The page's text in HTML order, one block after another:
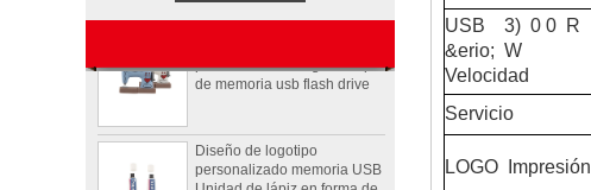
Máquina de coser de diseño
personalizado memoria USB
Unidad de lápiz en forma de
pasta de dientes
USB 3) 0 0 R
&erio; W
Velocidad
Servicio
LOGO Impresión